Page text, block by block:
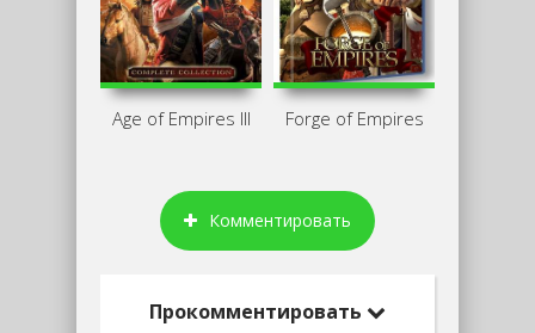
Age of Empires III Fоrge of Empires
Комментировать
Прокомментировать